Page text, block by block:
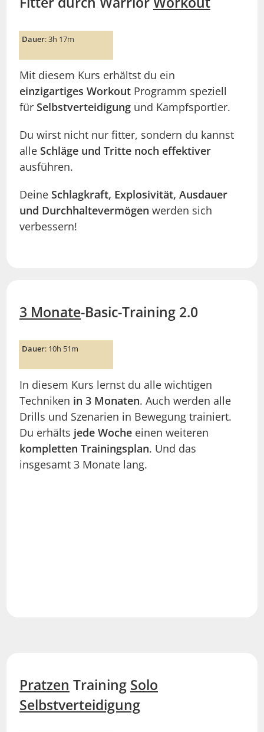
Dauer: 3h 17m
Mit diesem Kurs erhältst du ein
einzigartiges Workout Programm speziell
für Selbstverteidigung und Kampfsportler.
Du wirst nicht nur fitter, sondern du kannst
alle Schläge und Tritte noch effektiver
ausführen.
Deine Schlagkraft, Explosivität, Ausdauer
und Durchhaltevermögen werden sich
verbessern!
3 Monate-Basic-Training 2.0
Dauer: 10h 51m
In diesem Kurs lernst du alle wichtigen
Techniken in 3 Monaten. Auch werden alle
Drills und Szenarien in Bewegung trainiert.
Du erhälts jede Woche einen weiteren
kompletten Trainingsplan. Und das
insgesamt 3 Monate lang.
Pratzen Training Solo
Selbstverteidigung